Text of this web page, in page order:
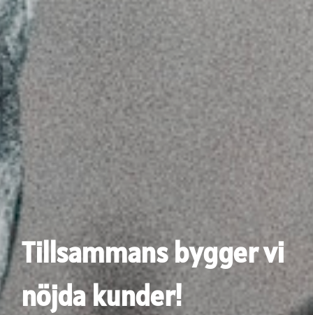
Tillsammans bygger vi
nöjda kunder!